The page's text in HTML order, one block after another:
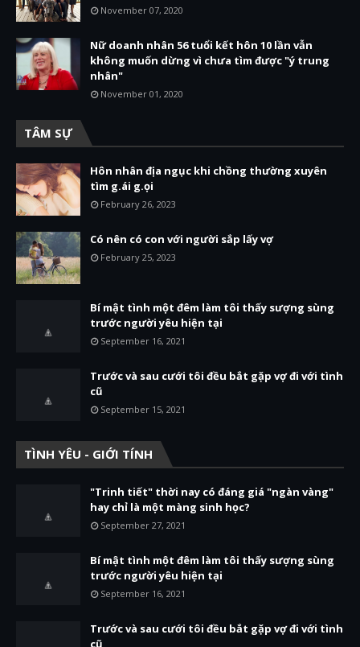
November 07, 2020
Nữ doanh nhân 56 tuổi kết hôn 10 lần vẫn
không muốn dừng vì chưa tìm được "ý trung
nhân"
November 01, 2020
TÂM SỰ
Hôn nhân địa ngục khi chồng thường xuyên
tìm g.ái g.ọi
February 26, 2023
Có nên có con với người sắp lấy vợ
February 25, 2023
Bí mật tình một đêm làm tôi thấy sượng sùng
trước người yêu hiện tại
September 16, 2021
Trước và sau cưới tôi đều bắt gặp vợ đi với tình
cũ
September 15, 2021
TÌNH YÊU - GIỚI TÍNH
"Trinh tiết" thời nay có đáng giá "ngàn vàng"
hay chỉ là một màng sinh học?
September 27, 2021
Bí mật tình một đêm làm tôi thấy sượng sùng
trước người yêu hiện tại
September 16, 2021
Trước và sau cưới tôi đều bắt gặp vợ đi với tình
cũ